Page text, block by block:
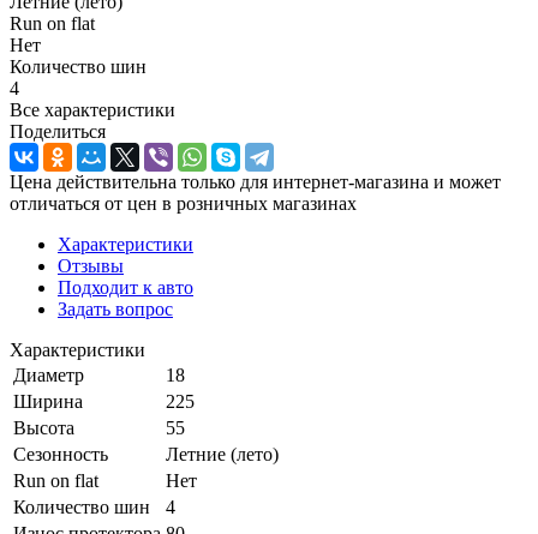
Run on flat
Нет
Количество шин
4
Все характеристики
Поделиться
Цена действительна только для интернет-магазина и может
отличаться от цен в розничных магазинах
Характеристики
Отзывы
Подходит к авто
Задать вопрос
Характеристики
Диаметр
18
Ширина
225
Высота
55
Сезонность
Летние (лето)
Run on flat
Нет
Количество шин
4